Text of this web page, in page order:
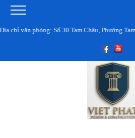
phòng: Số 30 Tam Châu, Phường Tam